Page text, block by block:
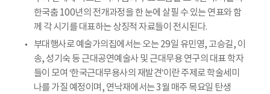
한국춤 100년의 전개과정을 한 눈에 살필 수 있는 연표와 함
께 각 시기를 대표하는 상징적 자료들이 전시된다.
부대행사로 예술가의집에서는 오는 29일 유민영, 고승길, 이
송, 성기숙 등 근대공연예술사 및 근대무용 연구의 대표 학자
들이 모여 ‘한국근대무용사의 재발견’이란 주제로 학술세미
나를 가질 예정이며, 연낙재에서는 3월 매주 목요일 탄생